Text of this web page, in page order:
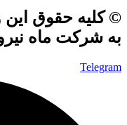
© کلیه حقوق
به شرکت ماه
Telegram